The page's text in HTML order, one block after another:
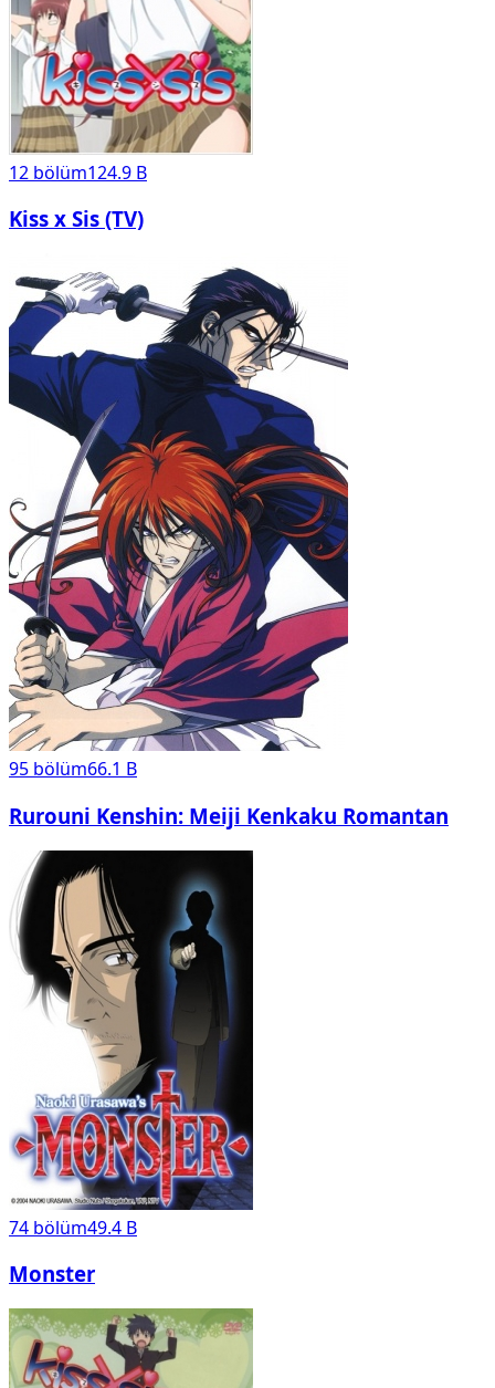
12 bölüm124.9 B
Kiss x Sis (TV)
95 bölüm66.1 B
Rurouni Kenshin: Meiji Kenkaku Romantan
74 bölüm49.4 B
Monster